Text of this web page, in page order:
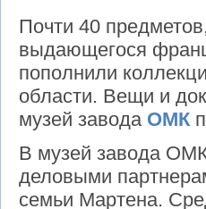
Почти 40
выдающегося
пополнили
области. Вещи и
музей завода ОМК
В музей завода
деловыми
семьи Мартена.